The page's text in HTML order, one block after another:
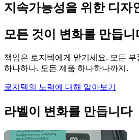
지속가능성을 위한 디자
모든 것이 변화를 만듭니
책임은 로지텍에게 맡기세요. 모든
하나하나. 모든 제품 하나하나까지.
로지텍의 노력에 대해 알아보기
라벨이 변화를 만듭니다